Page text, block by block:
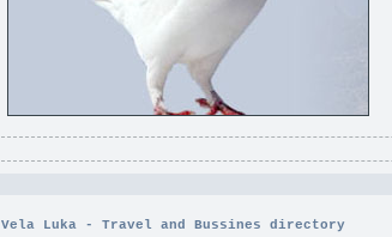
Vela Luka - Travel and Bussines directory